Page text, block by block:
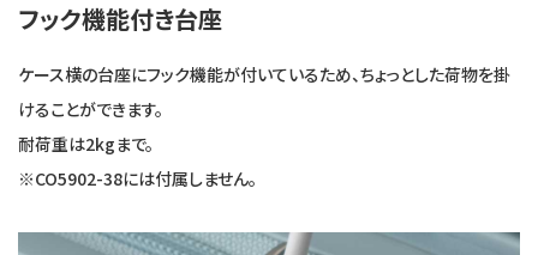
フック機能付き台座
ケース横の台座にフック機能が付いているため、ちょっとした荷物を掛
けることができます。
耐荷重は2kgまで。
※CO5902-38には付属しません。